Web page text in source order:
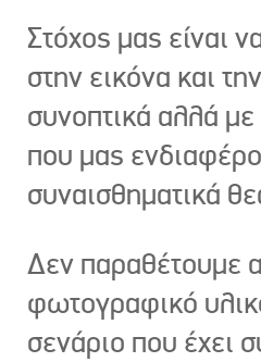
Στόχος μας είναι
στην εικόνα και
συνοπτικά αλλά
που μας
συναισθηματικά
Δεν παραθέτουμε
φωτογραφικό
σενάριο που έχει